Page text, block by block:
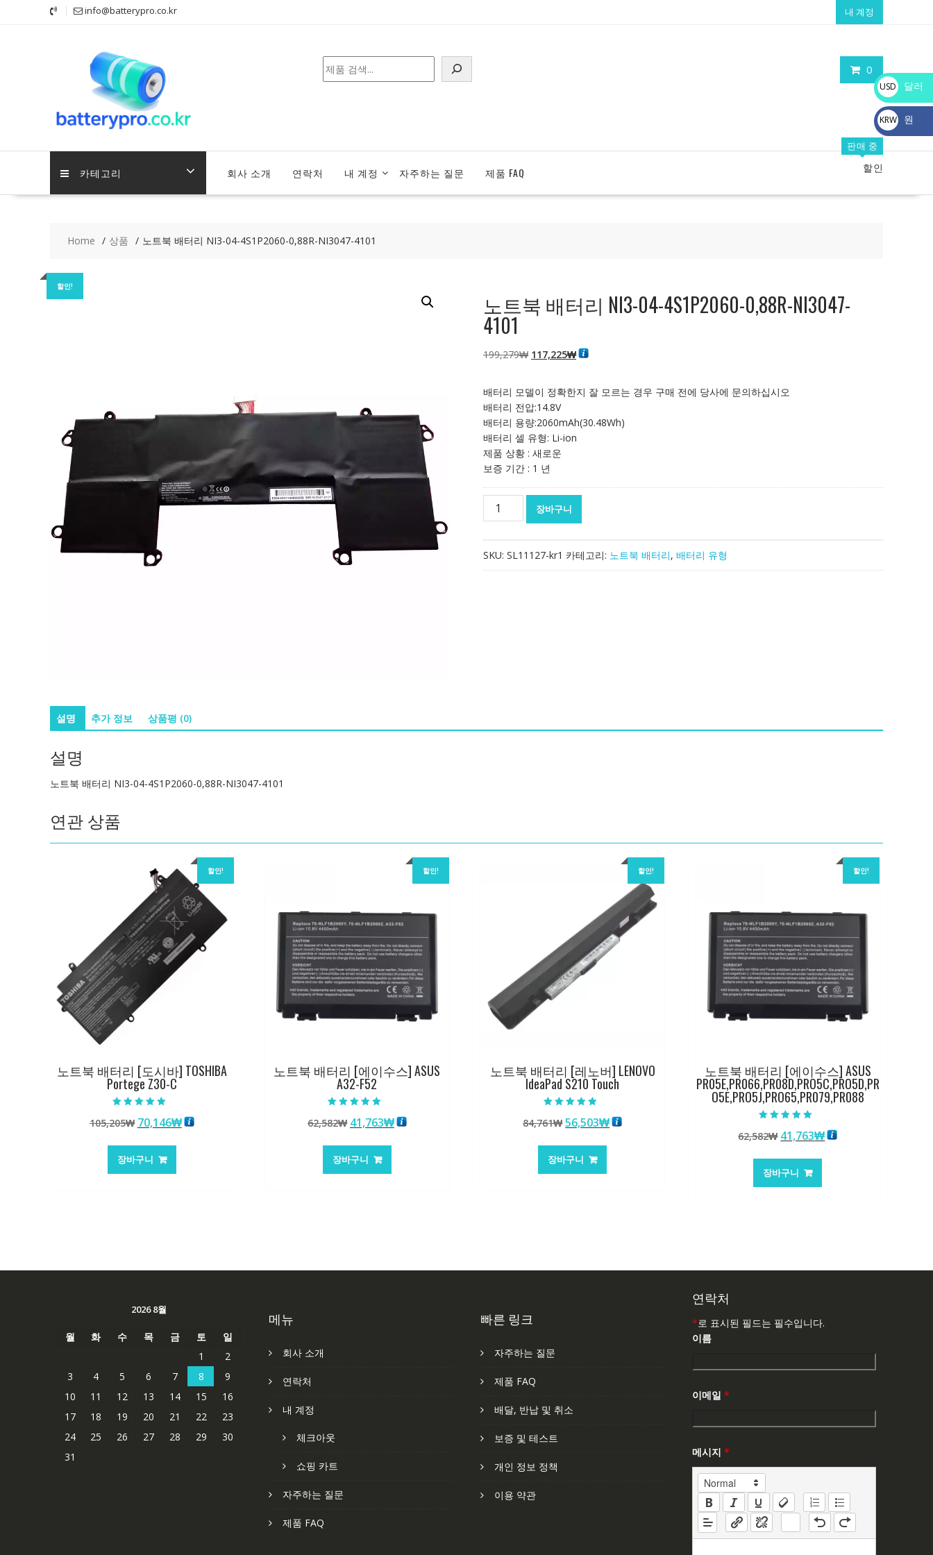
info@batterypro.co.kr 내 계정
0
검
색
카테고리 회사 소개 연락처 내 계정 자주하는 질문 제품 FAQ
판매 중
할인
Home 상품 노트북 배터리 NI3-04-4S1P2060-0,88R-NI3047-4101
할인!
노트북 배터리 NI3-04-4S1P2060-0,88R-NI3047-
4101
199,279₩ 원
격:
199,279₩
117,225₩현
격:
배터리 모델이 정확한지 잘 모르는 경우 구매 전에 당사에 문의하십시오
배터리 전압:14.8V
배터리 용량:2060mAh(30.48Wh)
배터리 셀 유형: Li-ion
제품 상황 : 새로운
보증 기간 : 1 년
터
장바구니
SKU: SL11127-kr1 카테고리: 노트북 배터리, 배터리 유형
설명 추가 정보 상품평 (0)
설명
노트북 배터리 NI3-04-4S1P2060-0,88R-NI3047-4101
연관 상품
할인!
노트북 배터리 [도시바] TOSHIBA
Portege Z30-C
5.00
로 평가됨
105,205₩ 원
가
격:
70,146₩현
장바구니
할인!
노트북 배터리 [에이수스] ASUS
A32-F52
5.00
로 평가됨
62,582₩ 원
가
격:
41,763₩현
장바구니
할인!
노트북 배터리 [레노버] LENOVO
IdeaPad S210 Touch
5.00
로 평가됨
84,761₩ 원
가
격:
56,503₩현
장바구니
할인!
노트북 배터리 [에이수스] ASUS
PR05E,PR066,PR08D,PRO5C,PRO5D,PR
O5E,PRO5J,PRO65,PR079,PR088
5.00
로 평가됨
62,582₩ 원
가
격:
41,763₩현
장바구니
2026 8월
월 화 수 목 금 토
일
1
2
3
4 5 6 7 8
9
10
11 12 13 14 15
16
17
18 19 20 21 22
23
24
25 26 27 28 29
30
31
메뉴
회사 소개
연락처
내 계정
체크아웃
쇼핑 카트
자주하는 질문
제품 FAQ
빠른 링크
자주하는 질문
제품 FAQ
배달, 반납 및 취소
보증 및 테스트
개인 정보 정책
이용 약관
연락처
*로 표시된 필드는 필수입니다.
이름
이메일 *
메시지 *
USD
$
달러
KRW
₩
원